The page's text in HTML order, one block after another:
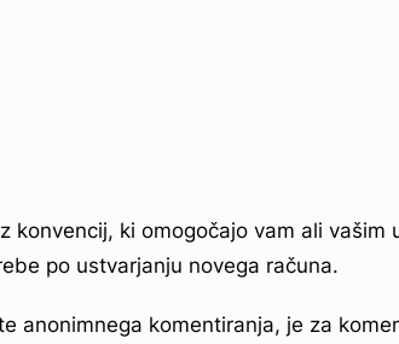
konvencij, ki omogočajo vam ali vašim
po ustvarjanju novega računa.
anonimnega komentiranja, je za